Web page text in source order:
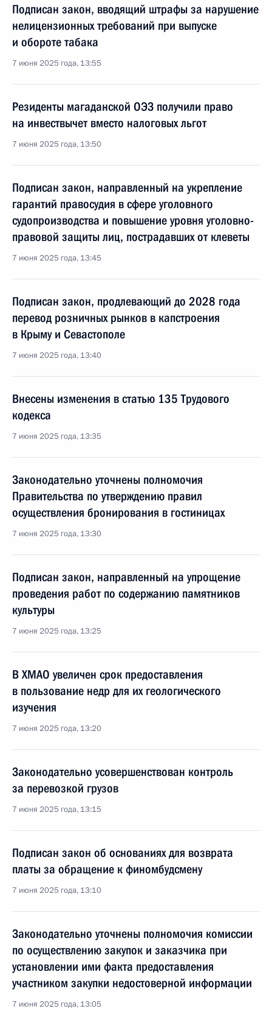
Подписан закон, вводящий штрафы за нарушение
нелицензионных требований при выпуске
и обороте табака
7 июня 2025 года, 13:55
Резиденты магаданской ОЭЗ получили право
на инвествычет вместо налоговых льгот
7 июня 2025 года, 13:50
Подписан закон, направленный на укрепление
гарантий правосудия в сфере уголовного
судопроизводства и повышение уровня уголовно-
правовой защиты лиц, пострадавших от клеветы
7 июня 2025 года, 13:45
Подписан закон, продлевающий до 2028 года
перевод розничных рынков в капстроения
в Крыму и Севастополе
7 июня 2025 года, 13:40
Внесены изменения в статью 135 Трудового
кодекса
7 июня 2025 года, 13:35
Законодательно уточнены полномочия
Правительства по утверждению правил
осуществления бронирования в гостиницах
7 июня 2025 года, 13:30
Подписан закон, направленный на упрощение
проведения работ по содержанию памятников
культуры
7 июня 2025 года, 13:25
В ХМАО увеличен срок предоставления
в пользование недр для их геологического
изучения
7 июня 2025 года, 13:20
Законодательно усовершенствован контроль
за перевозкой грузов
7 июня 2025 года, 13:15
Подписан закон об основаниях для возврата
платы за обращение к финомбудсмену
7 июня 2025 года, 13:10
Законодательно уточнены полномочия комиссии
по осуществлению закупок и заказчика при
установлении ими факта предоставления
участником закупки недостоверной информации
7 июня 2025 года, 13:05